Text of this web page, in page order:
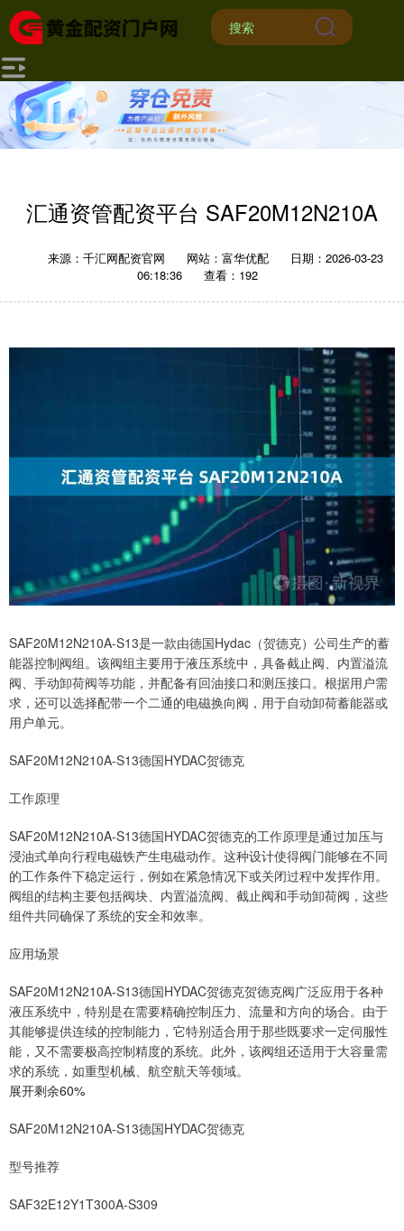
汇通资管配资平台 SAF20M12N210A
来源：千汇网配资官网 网站：富华优配
日期：2026-03-23
06:18:36
查看：192
SAF20M12N210A-S13是一款由德国Hydac（贺德克）公司生产的蓄
能器控制阀组。该阀组主要用于液压系统中，具备截止阀、内置溢流
阀、手动卸荷阀等功能，并配备有回油接口和测压接口。根据用户需
求，还可以选择配带一个二通的电磁换向阀，用于自动卸荷蓄能器或
用户单元。
SAF20M12N210A-S13德国HYDAC贺德克
工作原理
SAF20M12N210A-S13德国HYDAC贺德克的工作原理是通过加压与
浸油式单向行程电磁铁产生电磁动作。这种设计使得阀门能够在不同
的工作条件下稳定运行，例如在紧急情况下或关闭过程中发挥作用。
阀组的结构主要包括阀块、内置溢流阀、截止阀和手动卸荷阀，这些
组件共同确保了系统的安全和效率。
应用场景
SAF20M12N210A-S13德国HYDAC贺德克贺德克阀广泛应用于各种
液压系统中，特别是在需要精确控制压力、流量和方向的场合。由于
其能够提供连续的控制能力，它特别适合用于那些既要求一定伺服性
能，又不需要极高控制精度的系统。此外，该阀组还适用于大容量需
求的系统，如重型机械、航空航天等领域。
展开剩余60%
SAF20M12N210A-S13德国HYDAC贺德克
型号推荐
SAF32E12Y1T300A-S309